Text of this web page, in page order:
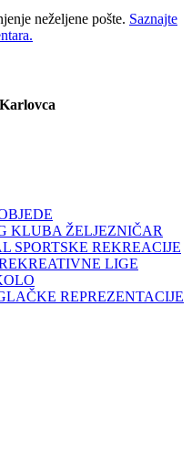
neželjene pošte. Saznajte
KLUBA ŽELJEZNIČAR
SPORTSKE REKREACIJE
LIGE
REPREZENTACIJE